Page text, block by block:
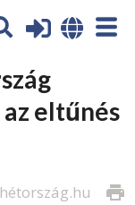
eltűnés
print